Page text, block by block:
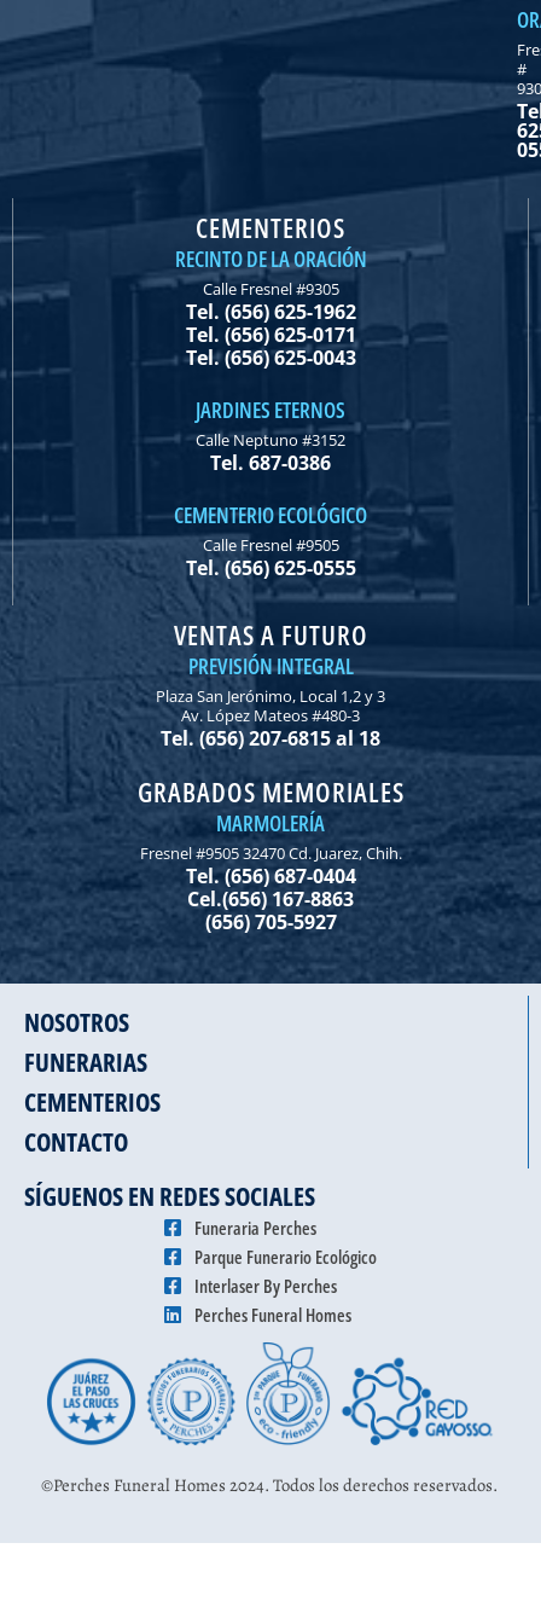
#
CEMENTERIOS
RECINTO DE LA ORACIÓN
Calle Fresnel #9305
Tel. (656) 625-1962
Tel. (656) 625-0171
Tel. (656) 625-0043
JARDINES ETERNOS
Calle Neptuno #3152
Tel. 687-0386
CEMENTERIO ECOLÓGICO
Calle Fresnel #9505
Tel. (656) 625-0555
VENTAS A FUTURO
PREVISIÓN INTEGRAL
Plaza San Jerónimo, Local 1,2 y 3
Av. López Mateos #480-3
Tel. (656) 207-6815 al 18
GRABADOS MEMORIALES
MARMOLERÍA
Fresnel #9505 32470 Cd. Juarez, Chih.
Tel. (656) 687-0404
Cel.(656) 167-8863
(656) 705-5927
NOSOTROS
FUNERARIAS
CEMENTERIOS
CONTACTO
SÍGUENOS EN REDES SOCIALES
Funeraria Perches
Parque Funerario Ecológico
Interlaser By Perches
Perches Funeral Homes
©Perches Funeral Homes 2024. Todos los derechos reservados.